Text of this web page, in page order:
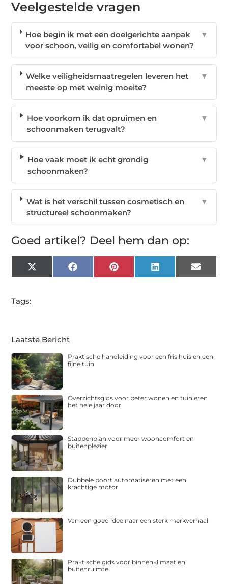
Veelgestelde vragen
Hoe begin ik met een doelgerichte aanpak
voor schoon, veilig en comfortabel wonen?
▼
Welke veiligheidsmaatregelen leveren het
meeste op met weinig moeite?
▼
Hoe voorkom ik dat opruimen en
schoonmaken terugvalt?
▼
Hoe vaak moet ik echt grondig
schoonmaken?
▼
Wat is het verschil tussen cosmetisch en
structureel schoonmaken?
▼
Goed artikel? Deel hem dan op:
X
(Twitter)
FacebookPinterest LinkedIn Email
Tags:
Laatste Bericht
Praktische handleiding voor een fris huis en een
fijne tuin
Overzichtsgids voor beter wonen en tuinieren
het hele jaar door
Stappenplan voor meer wooncomfort en
buitenplezier
Dubbele poort automatiseren met een
krachtige motor
Van een goed idee naar een sterk merkverhaal
Praktische gids voor binnenklimaat en
buitenruimte